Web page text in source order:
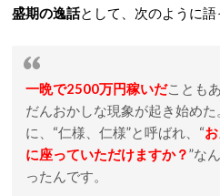
盛期の逸話として、次のように語
一晩で2500万円稼いだことも
だんおかしな現象が起き始め
に、“仁様、仁様”と呼ばれ、“
に座っていただけますか？”な
ったんです。